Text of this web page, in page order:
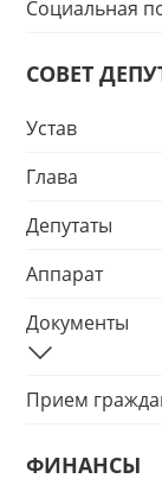
Социальная
СОВЕТ
Устав
Глава
Депутаты
Аппарат
Документы
Прием
ФИНАНСЫ